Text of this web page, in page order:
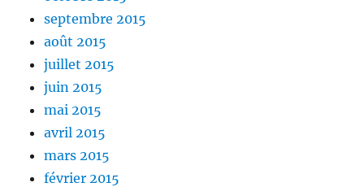
septembre 2015
août 2015
juillet 2015
juin 2015
mai 2015
avril 2015
mars 2015
février 2015